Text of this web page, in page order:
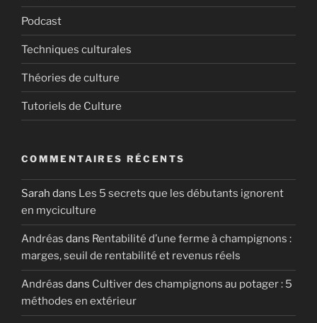
Podcast
Techniques culturales
Théories de culture
Tutoriels de Culture
COMMENTAIRES RÉCENTS
Sarah dans Les 5 secrets que les débutants ignorent
en myciculture
Andréas dans Rentabilité d’une ferme à champignons :
marges, seuil de rentabilité et revenus réels
Andréas dans Cultiver des champignons au potager : 5
méthodes en extérieur